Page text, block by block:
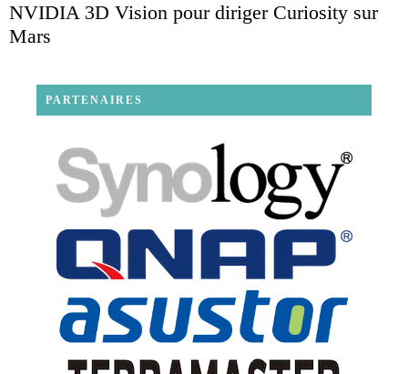
NVIDIA 3D Vision pour diriger Curiosity sur
Mars
PARTENAIRES